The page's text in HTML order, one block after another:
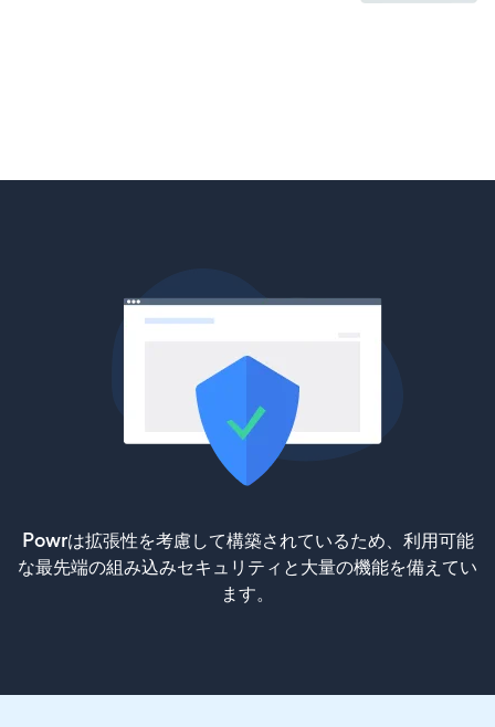
Powrは拡張性を考慮して構築されているため、利用可能
な最先端の組み込みセキュリティと大量の機能を備えてい
ます。